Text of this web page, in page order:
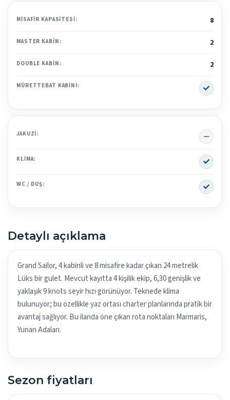
MISAFIR KAPASITESI: 8
MASTER KABIN: 2
DOUBLE KABIN: 2
MÜRETTEBAT KABINI: Yes
JAKUZI: No
KLIMA: Yes
WC / DUŞ: Yes
Detaylı açıklama
Grand Sailor, 4 kabinli ve 8 misafire kadar çıkan 24 metrelik
Lüks bir gulet. Mevcut kayıtta 4 kişilik ekip, 6,30 genişlik ve
yaklaşık 9 knots seyir hızı görünüyor. Teknede klima
bulunuyor; bu özellikle yaz ortası charter planlarında pratik bir
avantaj sağlıyor. Bu ilanda öne çıkan rota noktaları Marmaris,
Yunan Adaları.
Sezon fiyatları